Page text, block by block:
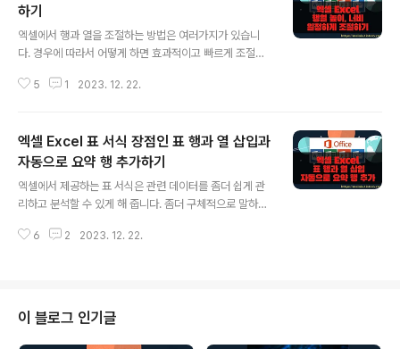
하기
엑셀에서 행과 열을 조절하는 방법은 여러가지가 있습니
다. 경우에 따라서 어떻게 하면 효과적이고 빠르게 조절이
에 동일한 크기로 변경할 수 있는 방법을 모른다고 합시다.
겠죠. ▼ 셀을 늘이는 가장 간단한 방법은 셀의 경계선을
마우스로 누른 상태에서 드래그 하는 것입니다. 그럼 여러
셀들의 너비 혹은 높이를 동일한 크기로 변경하는 방법은
무엇일까요? ▼ 변경하고 싶은 영역을 선택한 뒤 경계선을
누른 상태에서 끌면 왼쪽에 있는 셀 크기만큼 동일하게 변
경됩니다. ▼ 셀에 있는 데이터가 크기보다 작을 때 그림처
5 1 2023. 12. 22.
엑셀 Excel 표 서식 장점인 표 행과 열 삽입과
자동으로 요약 행 추가하기
엑셀에서 제공하는 표 서식은 관련 데이터를 좀더 쉽게 관
리하고 분석할 수 있게 해 줍니다. 좀더 구체적으로 말하자
삽입 및 삭제”, “계산 된 열”, “표 데이터 요약 표시 및 계
추가된다. 내림차순/오름차순이나 사용자 지정 정렬 순서
를 만들 수 잇다. l 표 데이터 서식 지정 : 미리 정의된 표 스
6 2 2023. 12. 22.
이 블로그 인기글